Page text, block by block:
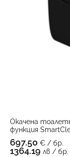
Окачена
функция
697.50 € / бр.
1364.19 лв / бр.